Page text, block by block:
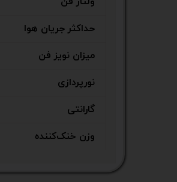
حداکثر جریان هوا
میزان نویز فن
نورپردازی
گارانتی
وزن خنک‌کننده